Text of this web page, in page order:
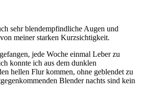
sehr blendempfindliche Augen und
meiner starken Kurzsichtigkeit.
jede Woche einmal Leber zu
konnte ich aus dem dunklen
hellen Flur kommen, ohne geblendet zu
Blender nachts sind kein